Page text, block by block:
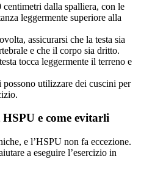
dalla spalliera, con le
leggermente superiore alla
assicurarsi che la testa sia
e che il corpo sia dritto.
tocca leggermente il terreno e
utilizzare dei cuscini per
e come evitarli
e l’HSPU non fa eccezione.
a eseguire l’esercizio in